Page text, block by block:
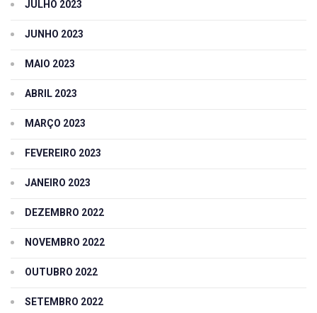
JULHO 2023
JUNHO 2023
MAIO 2023
ABRIL 2023
MARÇO 2023
FEVEREIRO 2023
JANEIRO 2023
DEZEMBRO 2022
NOVEMBRO 2022
OUTUBRO 2022
SETEMBRO 2022